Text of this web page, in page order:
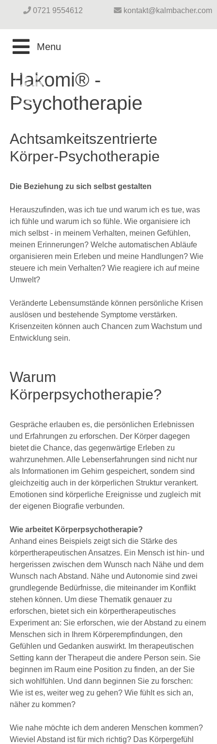
0721 9554612 kontakt@kalmbacher.com
START
PAARTHERAPIE
SEXUALBERATUNG
PSYCHOTHERAPIE
KONTAKT
BLOG
Hakomi® -
Psychotherapie
Achtsamkeitszentrierte
Körper-Psychotherapie
Die Beziehung zu sich selbst gestalten
Herauszufinden, was ich tue und warum ich es tue, was
ich fühle und warum ich so fühle. Wie organisiere ich
mich selbst - in meinem Verhalten, meinen Gefühlen,
meinen Erinnerungen? Welche automatischen Abläufe
organisieren mein Erleben und meine Handlungen? Wie
steuere ich mein Verhalten? Wie reagiere ich auf meine
Umwelt?
Veränderte Lebensumstände können persönliche Krisen
auslösen und bestehende Symptome verstärken.
Krisenzeiten können auch Chancen zum Wachstum und
Entwicklung sein.
Warum
Körperpsychotherapie?
Gespräche erlauben es, die persönlichen Erlebnissen
und Erfahrungen zu erforschen. Der Körper dagegen
bietet die Chance, das gegenwärtige Erleben zu
wahrzunehmen. Alle Lebenserfahrungen sind nicht nur
als Informationen im Gehirn gespeichert, sondern sind
gleichzeitig auch in der körperlichen Struktur verankert.
Emotionen sind körperliche Ereignisse und zugleich mit
der eigenen Biografie verbunden.
Wie arbeitet Körperpsychotherapie?
Anhand eines Beispiels zeigt sich die Stärke des
körpertherapeutischen Ansatzes. Ein Mensch ist hin- und
hergerissen zwischen dem Wunsch nach Nähe und dem
Wunsch nach Abstand. Nähe und Autonomie sind zwei
grundlegende Bedürfnisse, die miteinander im Konflikt
stehen können. Um diese Thematik genauer zu
erforschen, bietet sich ein körpertherapeutisches
Experiment an: Sie erforschen, wie der Abstand zu einem
Menschen sich in Ihrem Körperempfindungen, den
Gefühlen und Gedanken auswirkt. Im therapeutischen
Setting kann der Therapeut die andere Person sein. Sie
beginnen im Raum eine Position zu finden, an der Sie
sich wohlfühlen. Und dann beginnen Sie zu forschen:
Wie ist es, weiter weg zu gehen? Wie fühlt es sich an,
näher zu kommen?
Wie nahe möchte ich dem anderen Menschen kommen?
Wieviel Abstand ist für mich richtig? Das Körpergefühl